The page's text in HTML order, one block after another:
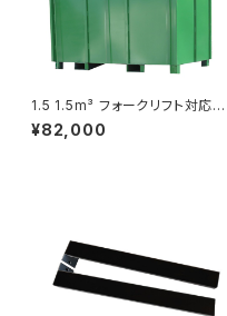
1.5 1.5m³ フォークリフト対応
バッカン 産廃ボックス 水抜け穴
あり 大型 ゴミ箱 鉄箱 スクラッ
¥82,000